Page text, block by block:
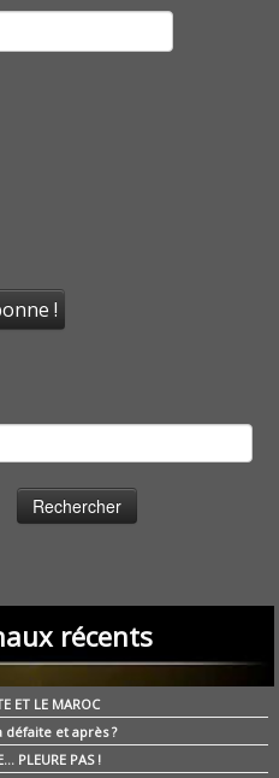
récents
ET LE MAROC
défaite et après ?
PLEURE PAS !